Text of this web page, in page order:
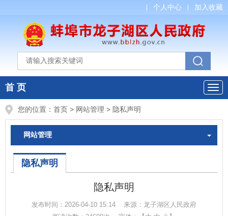
个人中心 加入收藏
首 页
您的位置： 首页 > 网站管理 > 隐私声明
网站管理
隐私声明
隐私声明
发布时间： 2026-04-10 15:14 来源：龙子湖区人民政府